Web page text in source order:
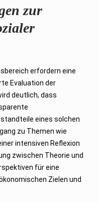
zur
erfordern eine
Evaluation der
deutlich, dass
eines solchen
zu Themen wie
intensiven Reflexion
zwischen Theorie und
für eine
Zielen und